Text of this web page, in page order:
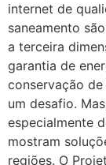
internet de
saneamento
a terceira
garantia de
conservação
um desafio.
especialmente
mostram
regiões. O